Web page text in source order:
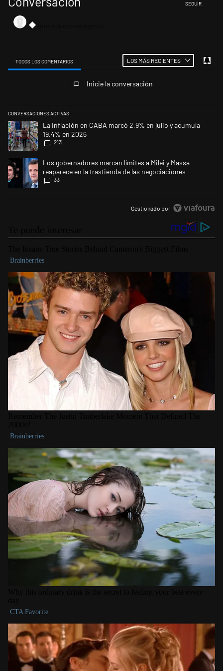
SIGA ESTA
SEGUIR
TODOS LOS COMENTARIOS LOS MÁS RECIENTES
Inicie la conversación
CONVERSACIONES ACTIVAS
Este listado muestra los artículos con más comentarios en los últimos
Un artículo de tendencia con el título "La inflación en CABA marcó
La inflación en CABA marcó 2,9% en julio y acumula
19,4% en 2026
213
Un artículo de tendencia con el título "Los gobernadores marcan
Los gobernadores marcan límites a Milei y Massa
reaparece en la trastienda de las negociaciones
33
Gestionado por